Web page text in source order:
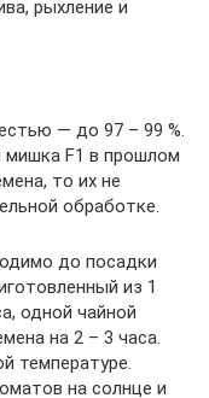
рыхление и
— до 97 – 99 %.
F1 в прошлом
то их не
обработке.
до посадки
из 1
одной чайной
на 2 – 3 часа.
температуре.
на солнце и